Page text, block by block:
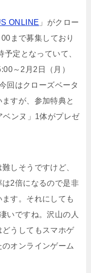
ONLINE 」がクロー
まで募集しており
定となっていて、
～2月2日（月）
回はクローズベータ
すが、参加特典と
ベンヌ」1体がプレゼ
しそうですけど、
2倍になるので是非
す。それにしても
いですね。沢山の人
うしてもスマホゲ
オンラインゲーム